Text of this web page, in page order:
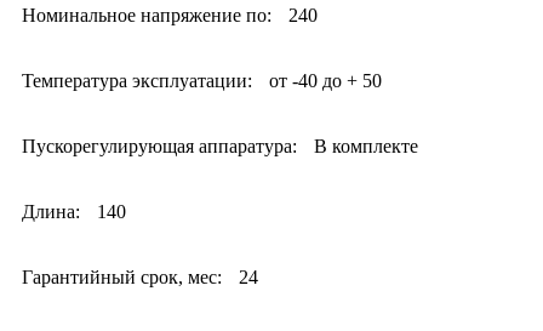
Номинальное напряжение по: 240
Температура эксплуатации: от -40 до + 50
Пускорегулирующая аппаратура: В комплекте
Длина: 140
Гарантийный срок, мес: 24